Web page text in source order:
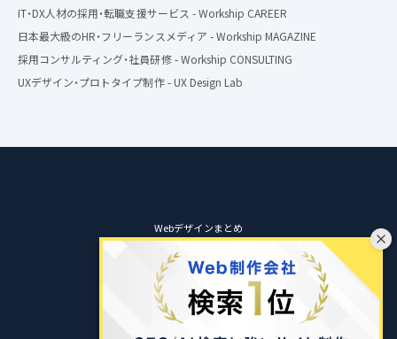
IT・DX人材の採用・転職支援サービス - Workship CAREER
日本最大級のHR・フリーランスメディア - Workship MAGAZINE
採用コンサルティング・社員研修 - Workship CONSULTING
UXデザイン・プロトタイプ制作 - UX Design Lab
Webデザインまとめ
お知らせ
利用規約
プライバシーポリシー